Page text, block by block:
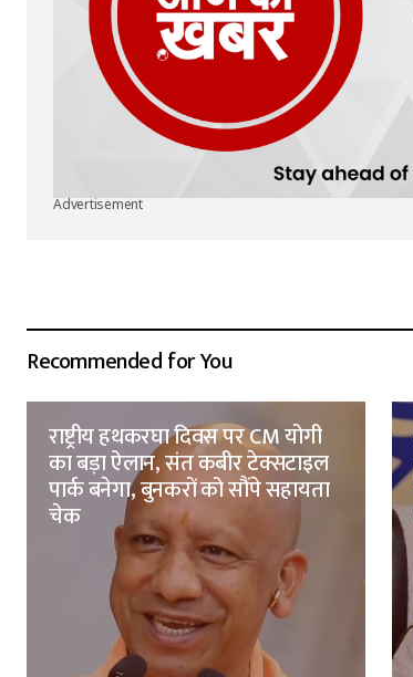
Advertisement
Recommended for You
राष्ट्रीय हथकरघा दिवस पर CM योगी
का बड़ा ऐलान, संत कबीर टेक्सटाइल
पार्क बनेगा, बुनकरों को सौंपे सहायता
चेक